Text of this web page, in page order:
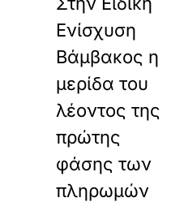
Ενίσχυση
Βάμβακος η
μερίδα του
λέοντος της
πρώτης
φάσης των
πληρωμών